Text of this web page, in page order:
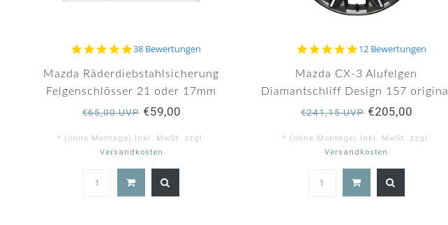
4.9
rating
38 Bewertungen
Mazda Räderdiebstahlsicherung
Felgenschlösser 21 oder 17mm
€65,00 UVP€59,00
* (ohne Montage) Inkl. MwSt. zzgl.
Versandkosten
4.8
rating
12 Bewertungen
Mazda CX-3 Alufelgen
Diamantschliff Design 157 original
€241,15 UVP€205,00
* (ohne Montage) Inkl. MwSt. zzgl.
Versandkosten